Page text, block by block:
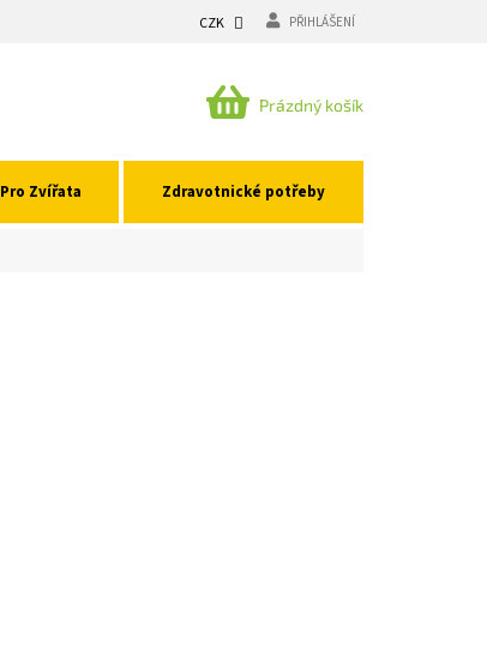
CZK PŘIHLÁŠENÍ
NÁKUPNÍ
Prázdný košík
Pro Zvířata Zdravotnické potřeby